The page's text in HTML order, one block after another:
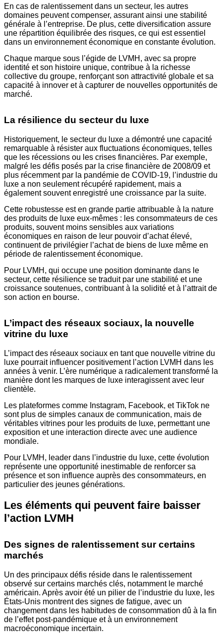
En cas de ralentissement dans un secteur, les autres
domaines peuvent compenser, assurant ainsi une stabilité
générale à l’entreprise. De plus, cette diversification assure
une répartition équilibrée des risques, ce qui est essentiel
dans un environnement économique en constante évolution.
Chaque marque sous l’égide de LVMH, avec sa propre
identité et son histoire unique, contribue à la richesse
collective du groupe, renforçant son attractivité globale et sa
capacité à innover et à capturer de nouvelles opportunités de
marché.
La résilience du secteur du luxe
Historiquement, le secteur du luxe a démontré une capacité
remarquable à résister aux fluctuations économiques, telles
que les récessions ou les crises financières. Par exemple,
malgré les défis posés par la crise financière de 2008/09 et
plus récemment par la pandémie de COVID-19, l’industrie du
luxe a non seulement récupéré rapidement, mais a
également souvent enregistré une croissance par la suite.
Cette robustesse est en grande partie attribuable à la nature
des produits de luxe eux-mêmes : les consommateurs de ces
produits, souvent moins sensibles aux variations
économiques en raison de leur pouvoir d’achat élevé,
continuent de privilégier l’achat de biens de luxe même en
période de ralentissement économique.
Pour LVMH, qui occupe une position dominante dans le
secteur, cette résilience se traduit par une stabilité et une
croissance soutenues, contribuant à la solidité et à l’attrait de
son action en bourse.
L’impact des réseaux sociaux, la nouvelle
vitrine du luxe
L’impact des réseaux sociaux en tant que nouvelle vitrine du
luxe pourrait influencer positivement l’action LVMH dans les
années à venir. L’ère numérique a radicalement transformé la
manière dont les marques de luxe interagissent avec leur
clientèle.
Les plateformes comme Instagram, Facebook, et TikTok ne
sont plus de simples canaux de communication, mais de
véritables vitrines pour les produits de luxe, permettant une
exposition et une interaction directe avec une audience
mondiale.
Pour LVMH, leader dans l’industrie du luxe, cette évolution
représente une opportunité inestimable de renforcer sa
présence et son influence auprès des consommateurs, en
particulier des jeunes générations.
Les éléments qui peuvent faire baisser
l’action LVMH
Des signes de ralentissement sur certains
marchés
Un des principaux défis réside dans le ralentissement
observé sur certains marchés clés, notamment le marché
américain. Après avoir été un pilier de l’industrie du luxe, les
États-Unis montrent des signes de fatigue, avec un
changement dans les habitudes de consommation dû à la fin
de l’effet post-pandémique et à un environnement
macroéconomique incertain.